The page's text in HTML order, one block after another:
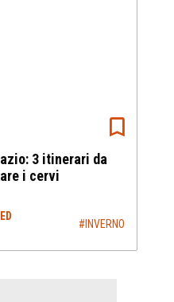
3 itinerari da
i cervi
#INVERNO